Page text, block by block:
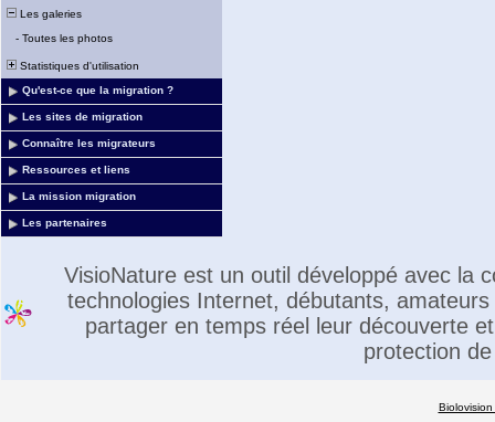
Les galeries
- Toutes les photos
Statistiques d'utilisation
Qu'est-ce que la migration ?
Les sites de migration
Connaître les migrateurs
Ressources et liens
La mission migration
Les partenaires
VisioNature est un outil développé avec la
technologies Internet, débutants,
partager en temps réel leur découverte
protection
Biolovision